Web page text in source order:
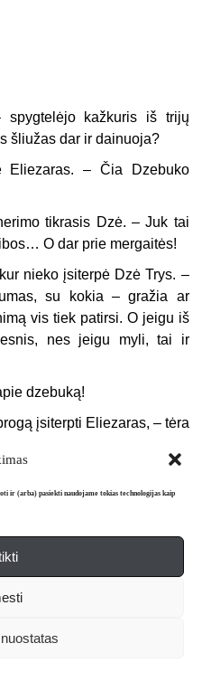
ir (arba) pasiekti naudojame tokias technologijas kaip
kažkuris iš trijų
šliužas dar ir dainuoja?
Eliezaras. – Čia Dzebuko
tikrasis Dzė. – Juk tai
O dar prie mergaitės!
nieko įsiterpė Dzė Trys. –
su kokia – gražia ar
vis tiek patirsi. O jeigu iš
nes jeigu myli, tai ir
dzebuką!
įsiterpti Eliezaras, – tėra
daugiau neprabils.
galva kumpanosis, –
tai, ką pagalvojote, nes
šypsojosi į ūsą, jautė netgi
apie nesybes ničnieko